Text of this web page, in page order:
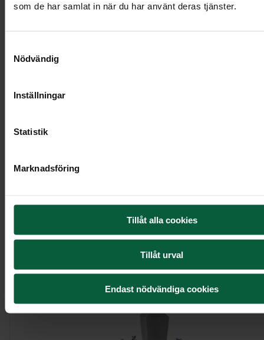
som de har samlat in när du har använt deras tjänster.
Nödvändig
Inställningar
Statistik
Marknadsföring
Tillåt alla cookies
Tillåt urval
Endast nödvändiga cookies